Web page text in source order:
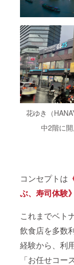
花ゆき（
中2階に
コンセプトは
ぶ、寿司体験》
これまでベト
飲食店を多数
経験から、利
「お任せコー